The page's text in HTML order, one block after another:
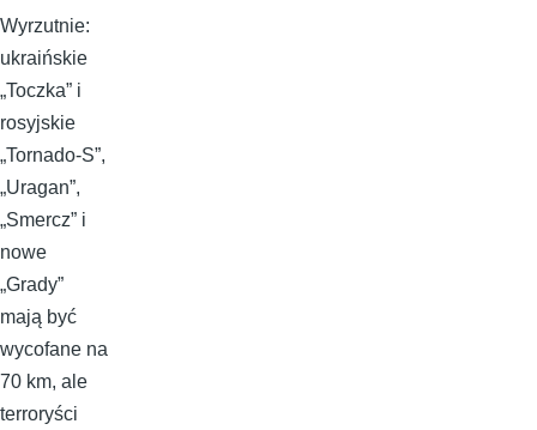
Wyrzutnie:
ukraińskie
„Toczka” i
rosyjskie
„Tornado-S”,
„Uragan”,
„Smercz” i
nowe
„Grady”
mają być
wycofane na
70 km, ale
terroryści